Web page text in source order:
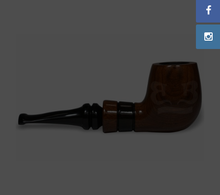
Limpadores para Cachimbo
Bolsas para Cachimbo